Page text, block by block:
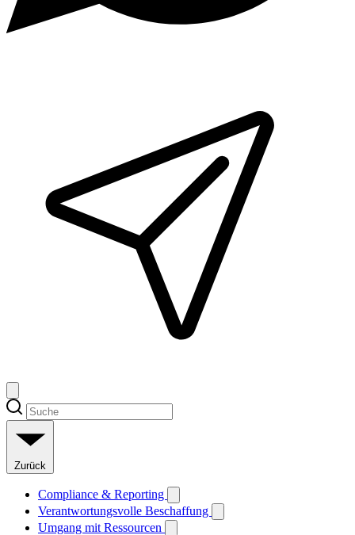
Zurück
Compliance & Reporting
Verantwortungsvolle Beschaffung
Umgang mit Ressourcen